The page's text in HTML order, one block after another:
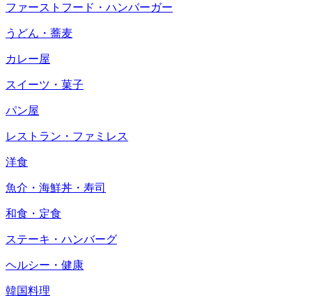
ファーストフード・ハンバーガー
うどん・蕎麦
カレー屋
スイーツ・菓子
パン屋
レストラン・ファミレス
洋食
魚介・海鮮丼・寿司
和食・定食
ステーキ・ハンバーグ
ヘルシー・健康
韓国料理